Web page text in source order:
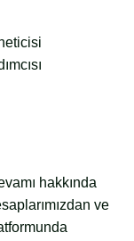
hakkında
ve